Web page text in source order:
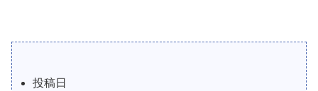
投稿日